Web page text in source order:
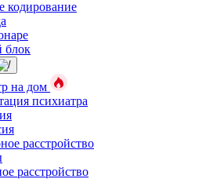
кодирование
блок
на дом
психиатра
расстройство
расстройство